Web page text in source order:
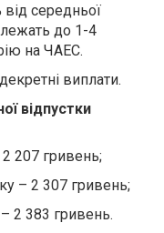
від середньої
до 1-4
на ЧАЕС.
виплати.
відпустки
207 гривень;
– 2 307 гривень;
2 383 гривень.